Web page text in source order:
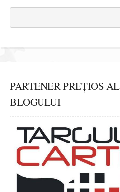
PARTENER PREȚIOS AL
BLOGULUI